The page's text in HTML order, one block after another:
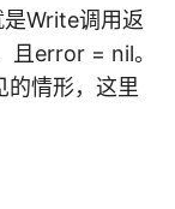
Write调用返
且error = nil。
的情形，这里